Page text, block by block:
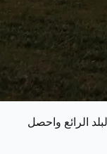
الرائع واحصل